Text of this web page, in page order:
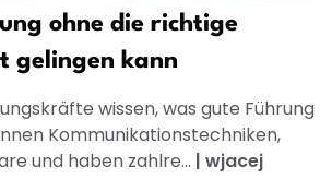
ohne die richtige
gelingen kann
wissen, was gute Führung
Kommunikationstechniken,
und haben zahlre... | wjacej